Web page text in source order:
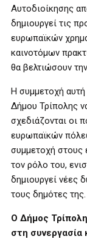
Αυτοδιοίκησης
δημιουργεί τις
ευρωπαϊκών
καινοτόμων
θα βελτιώσουν
Η συμμετοχή αυτή
Δήμου Τρίπολης
σχεδιάζονται οι
ευρωπαϊκών
συμμετοχή στους
τον ρόλο του,
δημιουργεί νέες
τους δημότες της.
Ο Δήμος
στη συνεργασία